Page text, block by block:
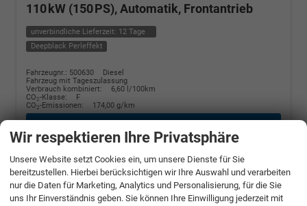
110 kW (150 PS), Automatik, Frontantrieb
unverbindliche Lieferzeit: 12 Tage
Deepblack Perleffekt
Fahrzeugnr.: 500630
Diesel
Fahrzeug mit Tageszulassung
Verbrauch kombiniert:
6,60 l/100km
CO2-Klasse:
F
CO2-Emissionen: 174,00 g/km
» Angebotdetails
68.370,– €
incl. 19% MwSt.
Wir respektieren Ihre Privatsphäre
Unsere Website setzt Cookies ein, um unsere Dienste für Sie
bereitzustellen. Hierbei berücksichtigen wir Ihre Auswahl und verarbeiten
nur die Daten für Marketing, Analytics und Personalisierung, für die Sie
uns Ihr Einverständnis geben. Sie können Ihre Einwilligung jederzeit mit